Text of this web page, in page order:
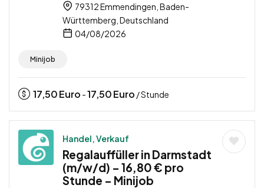
79312 Emmendingen, Baden-
Württemberg, Deutschland
04/08/2026
Minijob
17,50Euro -17,50Euro / Stunde
Handel, Verkauf
Regalauffüller in Darmstadt
(m/w/d) – 16,80 € pro
Stunde – Minijob